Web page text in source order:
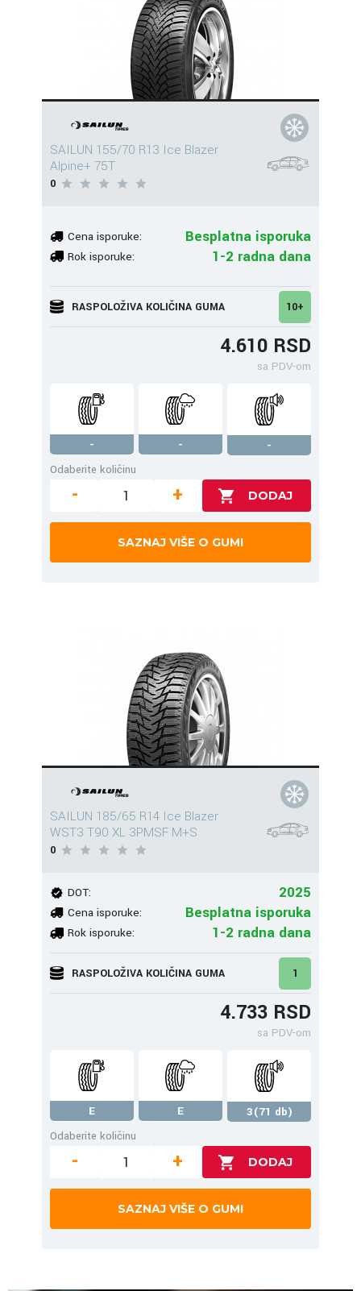
SAILUN 155/70 R13 Ice Blazer
Alpine+ 75T
0
Cena isporuke: Besplatna isporuka
Rok isporuke: 1-2 radna dana
RASPOLOŽIVA KOLIČINA GUMA 10+
4.610 RSD
sa PDV-om
- -
-
Odaberite količinu
- +
SAZNAJ VIŠE O GUMI
SAILUN 185/65 R14 Ice Blazer
WST3 T90 XL 3PMSF M+S
0
DOT: 2025
Cena isporuke: Besplatna isporuka
Rok isporuke: 1-2 radna dana
RASPOLOŽIVA KOLIČINA GUMA 1
4.733 RSD
sa PDV-om
E E
3(71 db)
Odaberite količinu
- +
SAZNAJ VIŠE O GUMI